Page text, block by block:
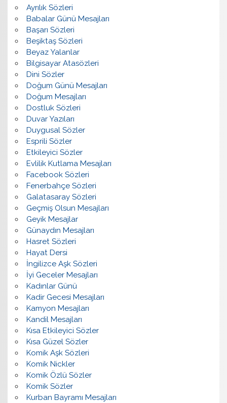
Ayrılık Sözleri
Babalar Günü Mesajları
Başarı Sözleri
Beşiktaş Sözleri
Beyaz Yalanlar
Bilgisayar Atasözleri
Dini Sözler
Doğum Günü Mesajları
Doğum Mesajları
Dostluk Sözleri
Duvar Yazıları
Duygusal Sözler
Esprili Sözler
Etkileyici Sözler
Evlilik Kutlama Mesajları
Facebook Sözleri
Fenerbahçe Sözleri
Galatasaray Sözleri
Geçmiş Olsun Mesajları
Geyik Mesajlar
Günaydın Mesajları
Hasret Sözleri
Hayat Dersi
İngilizce Aşk Sözleri
İyi Geceler Mesajları
Kadınlar Günü
Kadir Gecesi Mesajları
Kamyon Mesajları
Kandil Mesajları
Kısa Etkileyici Sözler
Kısa Güzel Sözler
Komik Aşk Sözleri
Komik Nickler
Komik Özlü Sözler
Komik Sözler
Kurban Bayramı Mesajları